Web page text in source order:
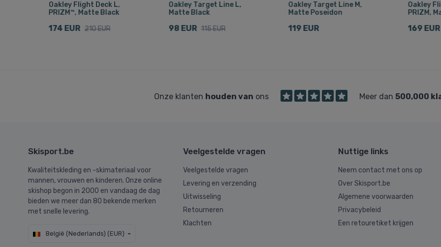
Oakley Flight Deck L,
PRIZM™, Matte Black
174 EUR 210 EUR
Oakley Target Line L,
Matte Black
98 EUR 115 EUR
Oakley Target Line M,
Matte Poseidon
119 EUR
Oakley
PRIZM,
169 EUR
Onze klanten houden van ons Meer dan 500,000
Skisport.be
Kwaliteitskleding en -skimateriaal voor
mannen, vrouwen en kinderen. Onze online
skishop begon in 2000 en vandaag de dag
bieden we meer dan 80 bekende merken
met snelle levering.
België (Nederlands) (EUR)
Veelgestelde vragen
Veelgestelde vragen
Levering en verzending
Uitwisseling
Retourneren
Klachten
Nuttige links
Neem contact met ons op
Over Skisport.be
Algemene voorwaarden
Privacybeleid
Een retouretiket krijgen